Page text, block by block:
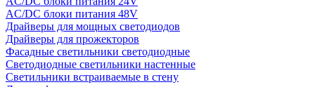
AC/DC блоки питания 48V
Драйверы для мощных светодиодов
Драйверы для прожекторов
Фасадные светильники светодиодные
Светодиодные светильники настенные
Светильники встраиваемые в стену